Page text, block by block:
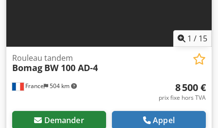
1 / 15
France 504 km
Rouleau tandem
Bomag BW 100 AD-4
8 500 €
prix fixe hors TVA
Demander Appel